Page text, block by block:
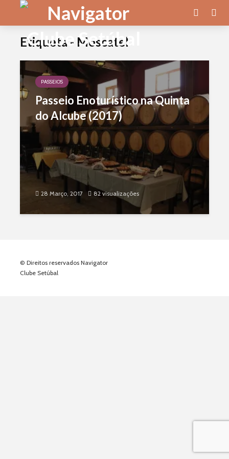
Etiqueta - Moscatel
PASSEIOS
Passeio Enoturístico na Quinta
do Alcube (2017)
28 Março, 2017 82 visualizações
© Direitos reservados Navigator
Clube Setúbal